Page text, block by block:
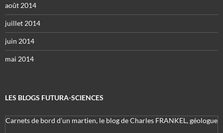
août 2014
juillet 2014
juin 2014
mai 2014
LES BLOGS FUTURA-SCIENCES
Carnets de bord d’un martien, le blog de Charles FRANKEL, géologue